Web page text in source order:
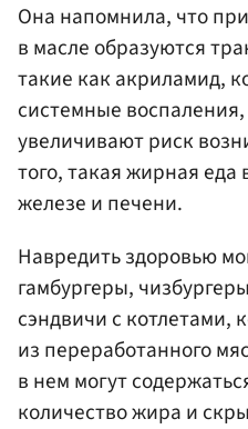
Она напомнила, что
в масле образуются
такие как акриламид,
системные
увеличивают риск
того, такая жирная
железе и печени.
Навредить здоровью
гамбургеры,
сэндвичи с котлетами,
из переработанного
в нем могут
количество жира и